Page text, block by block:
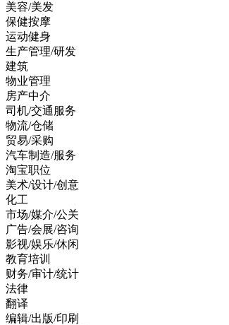
美容/美发
保健按摩
运动健身
生产管理/研发
建筑
物业管理
房产中介
司机/交通服务
物流/仓储
贸易/采购
汽车制造/服务
淘宝职位
美术/设计/创意
化工
市场/媒介/公关
广告/会展/咨询
影视/娱乐/休闲
教育培训
财务/审计/统计
法律
翻译
编辑/出版/印刷